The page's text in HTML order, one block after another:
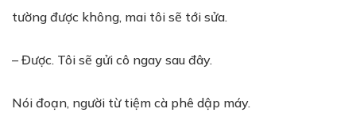
tường được không, mai tôi sẽ tới sửa.
– Được. Tôi sẽ gửi cô ngay sau đây.
Nói đoạn, người từ tiệm cà phê dập máy.